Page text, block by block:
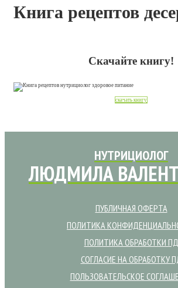
Книга рецептов
Скачайте книгу!
скачать книгу
НУТРИЦИОЛОГ
ЛЮДМИЛА
ПУБЛИЧНАЯ ОФЕРТА
ПОЛИТИКА
ПОЛИТИКА ОБРАБОТКИ ПД
СОГЛАСИЕ НА ОБРАБОТКУ
ПОЛЬЗОВАТЕЛЬСКОЕ